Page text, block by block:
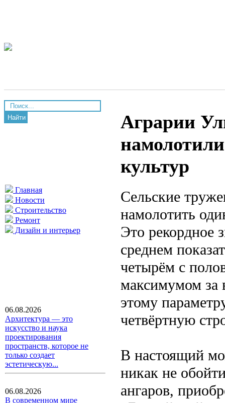
Найти
Главная
Новости
Строительство
Ремонт
Дизайн и интерьер
06.08.2026
Архитектура — это
искусство и наука
проектирования
пространств, которое не
только создает
эстетическую...
06.08.2026
В современном мире
Аграрии
культур
Сельские
намолотить
Это рекордное
среднем
четырём с
максимумом за
этому
четвёртную
В настоящий
никак не
ангаров,